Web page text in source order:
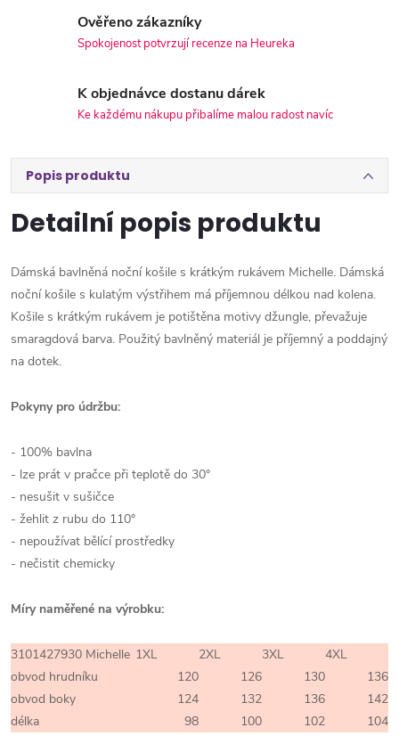
Ověřeno zákazníky
Spokojenost potvrzují recenze na Heureka
K objednávce dostanu dárek
Ke každému nákupu přibalíme malou radost navíc
Popis produktu
Detailní popis produktu
Dámská bavlněná noční košile s krátkým rukávem Michelle. Dámská
noční košile s kulatým výstřihem má příjemnou délkou nad kolena.
Košile s krátkým rukávem je potištěna motivy džungle, převažuje
smaragdová barva. Použitý bavlněný materiál je příjemný a poddajný
na dotek.
Pokyny pro údržbu:
- 100% bavlna
- lze prát v pračce při teplotě do 30°
- nesušit v sušičce
- žehlit z rubu do 110°
- nepoužívat bělící prostředky
- nečistit chemicky
Míry naměřené na výrobku:
3101427930 Michelle 1XL 2XL 3XL
4XL
obvod hrudníku
120 126 130
136
obvod boky
124 132 136
142
délka
98 100 102 104